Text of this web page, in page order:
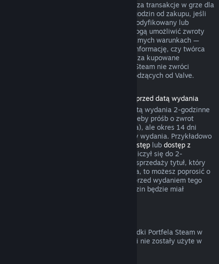
Steam będzie w stanie zwrócić pieniądze za transakcje w grze dla
wszystkich tytułów od Valve w ciągu 48 godzin od zakupu, jeśli
zakupiony przedmiot nie został użyty, zmodyfikowany lub
wymieniony. Twórcy innych produktów mogą umożliwić zwroty
pieniędzy za transakcje w grze na tych samych warunkach —
przed dokonaniem transakcji otrzymasz informację, czy twórca
gry umożliwił żądania zwrotów pieniędzy za kupowane
przedmioty. W pozostałych przypadkach Steam nie zwróci
pieniędzy za transakcje w grach niepochodzących od Valve.
Zwroty pieniędzy za produkty zakupione przed datą wydania
Przy zakupie produktu na Steam przed datą wydania 2-godzinne
okno czasu gry będzie liczyło się na potrzeby próśb o zwrot
pieniędzy (z wyjątkiem testów wersji beta), ale okres 14 dni
będzie miał zastosowanie dopiero od daty wydania. Przykładowo
wczesny dostęplub dostęp z
, wszelki czas gry będzie liczył się do 2-
godzinnego limitu. Jeśli zakupisz w przedsprzedaży tytuł, który
nie jest grywalny przed jego datą wydania, to możesz poprosić o
zwrot pieniędzy w dowolnym momencie przed wydaniem tego
tytułu, a standardowy okres 14 dni/2 godzin będzie miał
Możesz poprosić o zwrot pieniędzy za środki Portfela Steam w
ciągu 14 dni od ich zakupu na Steam, jeśli nie zostały użyte w